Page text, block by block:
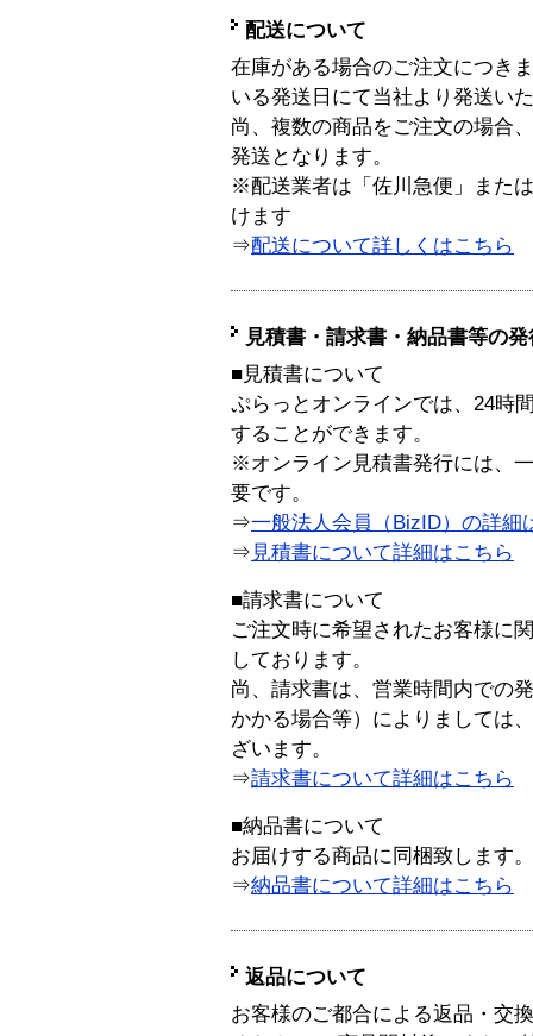
配送について
在庫がある場合のご注文につき
いる発送日にて当社より発送い
尚、複数の商品をご注文の場合
発送となります。
※配送業者は「佐川急便」また
けます
⇒配送について詳しくはこちら
見積書・請求書・納品書等の
■見積書について
ぷらっとオンラインでは、24時
することができます。
※オンライン見積書発行には、
要です。
⇒一般法人会員（BizID）の詳細
⇒ 見積書について詳細はこちら
■請求書について
ご注文時に希望されたお客様に
しております。
尚、請求書は、営業時間内での
かかる場合等）によりましては
ざいます。
⇒請求書について詳細はこちら
■納品書について
お届けする商品に同梱致します。
⇒納品書について詳細はこちら
返品について
お客様のご都合による返品・交